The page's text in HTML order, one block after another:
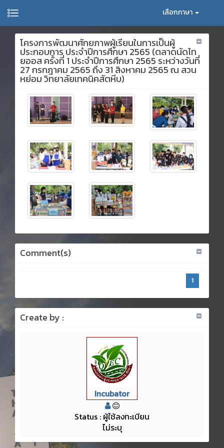
เลือกภาษา
โครงการพัฒนาศักยภาพผู้เรียนในการเป็นผู้
ประกอบการ ประจำปีการศึกษา 2565 (ตลาดนัดไท
ยออส ครั้งที่ 1 ประจำปีการศึกษา 2565 ระหว่างวันที่
27 กรกฎาคม 2565 ถึง 31 สิงหาคม 2565 ณ สวน
หย่อม วิทยาลัยเทคนิคสัตหีบ)
Comment(s)
1
Create by :
Incubator
Status : ผู้ใช้ลงทะเบียน
ไม่ระบุ